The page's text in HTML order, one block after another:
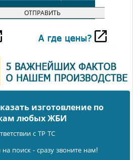
изготовление по
любых ЖБИ
с ТР ТС
поиск - сразу звоните нам!